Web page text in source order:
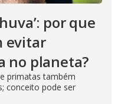
por que
evitar
no planeta?
primatas também
conceito pode ser